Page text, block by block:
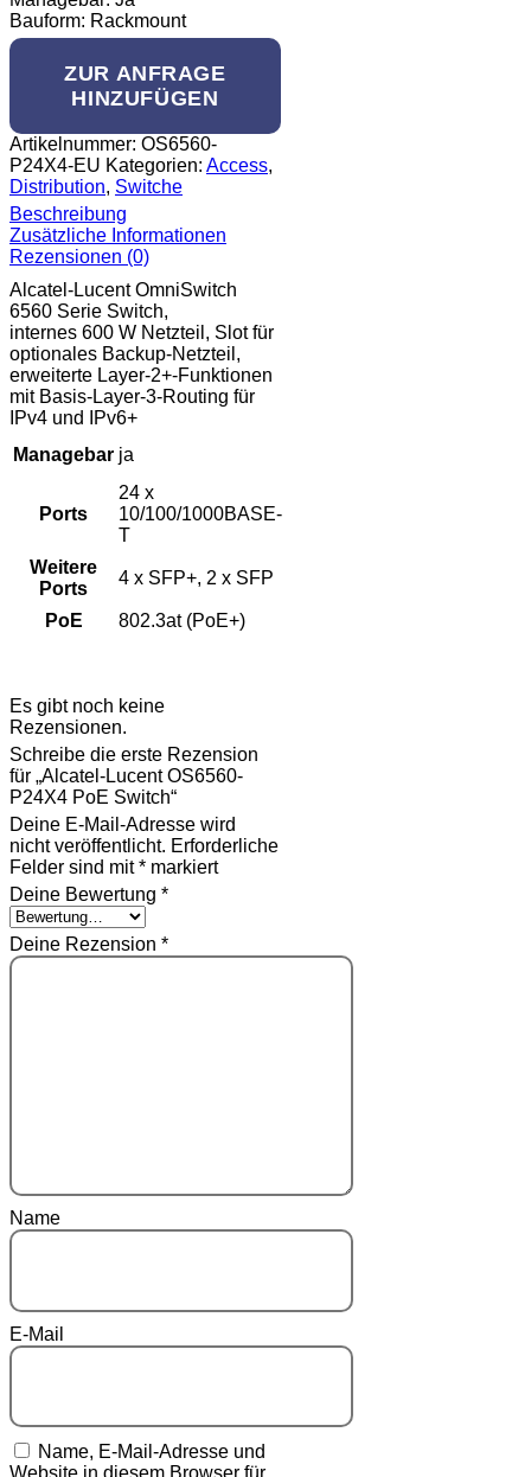
Bauform: Rackmount
ZUR ANFRAGE
HINZUFÜGEN
Artikelnummer: OS6560-
P24X4-EU Kategorien: Access,
Distribution, Switche
Beschreibung
Zusätzliche Informationen
Rezensionen (0)
Alcatel-Lucent OmniSwitch
6560 Serie Switch,
internes 600 W Netzteil, Slot für
optionales Backup-Netzteil,
erweiterte Layer-2+-Funktionen
mit Basis-Layer-3-Routing für
IPv4 und IPv6+
Managebar ja
Ports
24 x
10/100/1000BASE-
T
Weitere
Ports
4 x SFP+, 2 x SFP
PoE 802.3at (PoE+)
Es gibt noch keine
Rezensionen.
Schreibe die erste Rezension
für „Alcatel-Lucent OS6560-
P24X4 PoE Switch“
Deine E-Mail-Adresse wird
nicht veröffentlicht. Erforderliche
Felder sind mit* markiert
Deine Bewertung *
Deine Rezension *
Name
E-Mail
Name, E-Mail-Adresse und
Website in diesem Browser für